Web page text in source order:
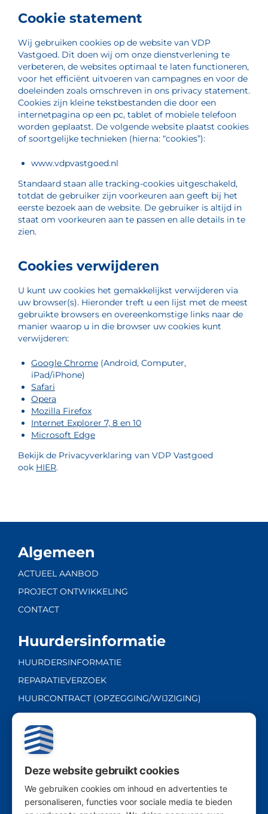
Cookie statement
Wij gebruiken cookies op de website van VDP
Vastgoed. Dit doen wij om onze dienstverlening te
verbeteren, de websites optimaal te laten functioneren,
voor het efficiënt uitvoeren van campagnes en voor de
doeleinden zoals omschreven in ons privacy statement.
Cookies zijn kleine tekstbestanden die door een
internetpagina op een pc, tablet of mobiele telefoon
worden geplaatst. De volgende website plaatst cookies
of soortgelijke technieken (hierna: “cookies”):
www.vdpvastgoed.nl
Standaard staan alle tracking-cookies uitgeschakeld,
totdat de gebruiker zijn voorkeuren aan geeft bij het
eerste bezoek aan de website. De gebruiker is altijd in
staat om voorkeuren aan te passen en alle details in te
zien.
Cookies verwijderen
U kunt uw cookies het gemakkelijkst verwijderen via
uw browser(s). Hieronder treft u een lijst met de meest
gebruikte browsers en overeenkomstige links naar de
manier waarop u in die browser uw cookies kunt
verwijderen:
Google Chrome (Android, Computer,
iPad/iPhone)
Safari
Opera
Mozilla Firefox
Internet Explorer 7, 8 en 10
Microsoft Edge
Bekijk de Privacyverklaring van VDP Vastgoed
ook HIER.
Algemeen
ACTUEEL AANBOD
PROJECT ONTWIKKELING
CONTACT
Huurdersinformatie
HUURDERSINFORMATIE
REPARATIEVERZOEK
HUURCONTRACT (OPZEGGING/WIJZIGING)
Ambachtsweg 20A| 2222 AL | Katwijk ZH
071 - 76 76 282
Deze website gebruikt cookies
We gebruiken cookies om inhoud en advertenties te
personaliseren, functies voor sociale media te bieden